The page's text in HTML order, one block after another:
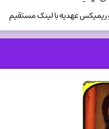
ریمیکس عهدیه با لینک مستقیم